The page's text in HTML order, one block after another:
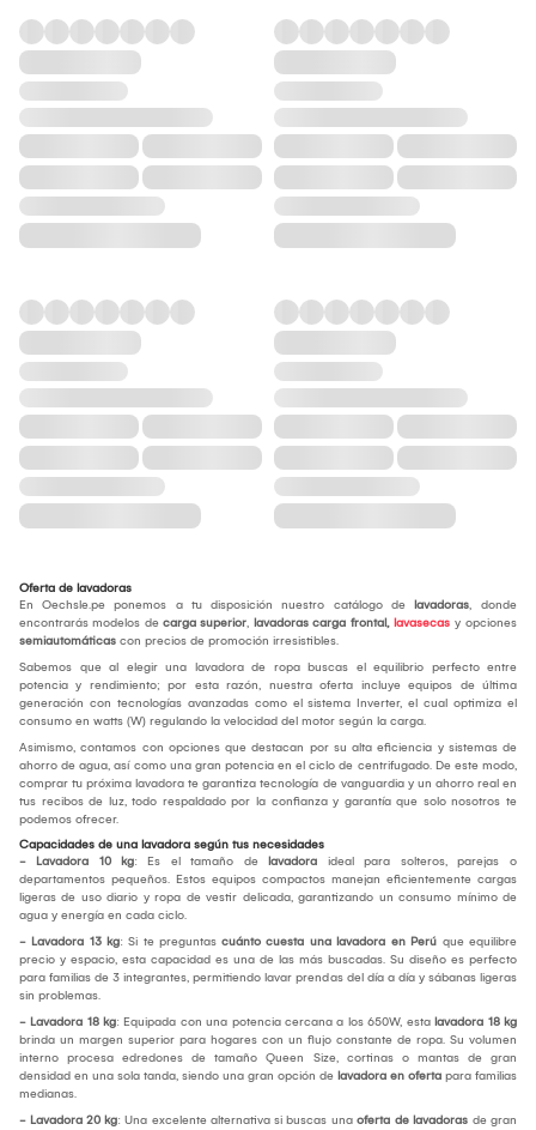
Oferta de lavadoras
En Oechsle.pe ponemos a tu disposición nuestro catálogo de lavadoras, donde
encontrarás modelos de carga superior, lavadoras carga frontal, lavasecas y opciones
semiautomáticas con precios de promoción irresistibles.
Sabemos que al elegir una lavadora de ropa buscas el equilibrio perfecto entre
potencia y rendimiento; por esta razón, nuestra oferta incluye equipos de última
generación con tecnologías avanzadas como el sistema Inverter, el cual optimiza el
consumo en watts (W) regulando la velocidad del motor según la carga.
Asimismo, contamos con opciones que destacan por su alta eficiencia y sistemas de
ahorro de agua, así como una gran potencia en el ciclo de centrifugado. De este modo,
comprar tu próxima lavadora te garantiza tecnología de vanguardia y un ahorro real en
tus recibos de luz, todo respaldado por la confianza y garantía que solo nosotros te
podemos ofrecer.
Capacidades de una lavadora según tus necesidades
- Lavadora 10 kg: Es el tamaño de lavadora ideal para solteros, parejas o
departamentos pequeños. Estos equipos compactos manejan eficientemente cargas
ligeras de uso diario y ropa de vestir delicada, garantizando un consumo mínimo de
agua y energía en cada ciclo.
- Lavadora 13 kg: Si te preguntas cuánto cuesta una lavadora en Perú que equilibre
precio y espacio, esta capacidad es una de las más buscadas. Su diseño es perfecto
para familias de 3 integrantes, permitiendo lavar prendas del día a día y sábanas ligeras
sin problemas.
- Lavadora 18 kg: Equipada con una potencia cercana a los 650W, esta lavadora 18 kg
brinda un margen superior para hogares con un flujo constante de ropa. Su volumen
interno procesa edredones de tamaño Queen Size, cortinas o mantas de gran
densidad en una sola tanda, siendo una gran opción de lavadora en oferta para familias
medianas.
- Lavadora 20 kg: Una excelente alternativa si buscas una oferta de lavadoras de gran